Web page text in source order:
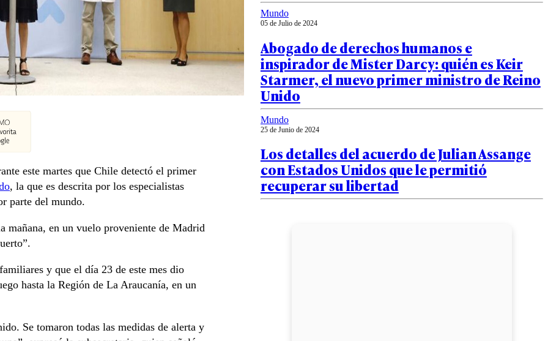
este martes que Chile detectó el primer
, la que es descrita por los especialistas
parte del mundo.
mañana, en un vuelo proveniente de Madrid
y que el día 23 de este mes dio
hasta la Región de La Araucanía, en un
Se tomaron todas las medidas de alerta y
Mundo
05 de Julio de 2024
Abogado de derechos humanos e
inspirador de Mister Darcy: quién es Keir
Starmer, el nuevo primer ministro de Reino
Unido
Mundo
25 de Junio de 2024
Los detalles del acuerdo de Julian Assange
con Estados Unidos que le permitió
recuperar su libertad